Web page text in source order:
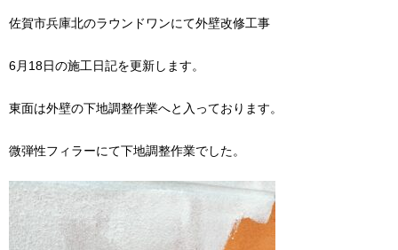
佐賀市兵庫北のラウンドワンにて外壁改修工事
6月18日の施工日記を更新します。
東面は外壁の下地調整作業へと入っております。
微弾性フィラーにて下地調整作業でした。